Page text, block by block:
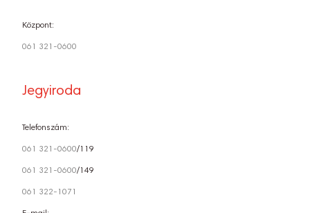
Központ:
061 321-0600
Jegyiroda
Telefonszám:
061 321-0600/119
061 321-0600/149
061 322-1071